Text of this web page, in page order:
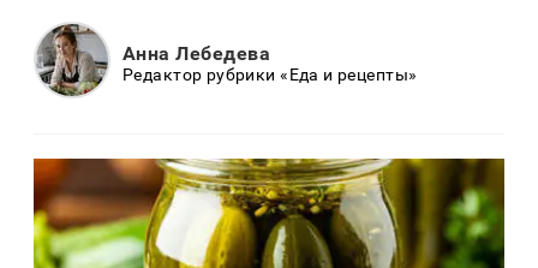
Анна Лебедева
Редактор рубрики «Еда и рецепты»